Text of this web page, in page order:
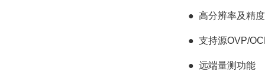
● 高分辨率及精度
● 支持源OVP/
● 远端量测功能